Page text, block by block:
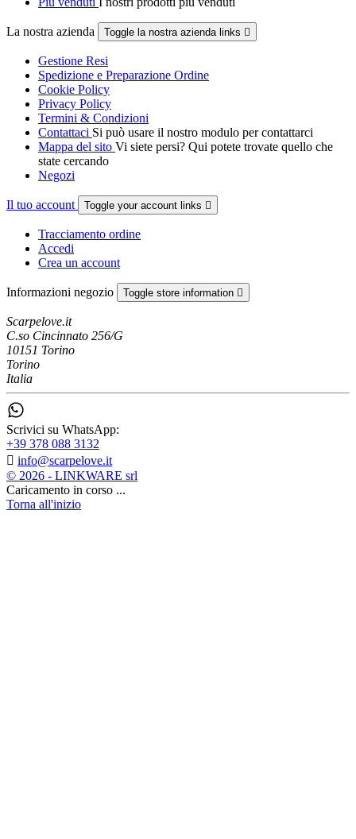
La nostra azienda Toggle la nostra azienda links 
Gestione Resi
Spedizione e Preparazione Ordine
Cookie Policy
Privacy Policy
Termini & Condizioni
Contattaci Si può usare il nostro modulo per contattarci
Mappa del sito Vi siete persi? Qui potete trovate quello che
state cercando
Negozi
Il tuo account Toggle your account links 
Tracciamento ordine
Accedi
Crea un account
Informazioni negozio Toggle store information 
Scarpelove.it
C.so Cincinnato 256/G
10151 Torino
Torino
Italia
Scrivici su WhatsApp:
+39 378 088 3132
 info@scarpelove.it
© 2026 - LINKWARE srl
Caricamento in corso ...
Torna all'inizio